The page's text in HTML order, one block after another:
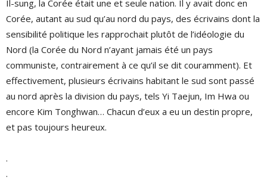
Il-sung, la Corée était une et seule nation. Il y avait donc en
Corée, autant au sud qu’au nord du pays, des écrivains dont la
sensibilité politique les rapprochait plutôt de l’idéologie du
Nord (la Corée du Nord n’ayant jamais été un pays
communiste, contrairement à ce qu’il se dit couramment). Et
effectivement, plusieurs écrivains habitant le sud sont passé
au nord après la division du pays, tels Yi Taejun, Im Hwa ou
encore Kim Tonghwan… Chacun d’eux a eu un destin propre,
et pas toujours heureux.
.
.